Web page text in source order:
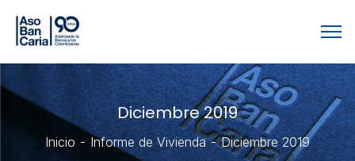
Diciembre 2019
Inicio Informe de Vivienda Diciembre 2019